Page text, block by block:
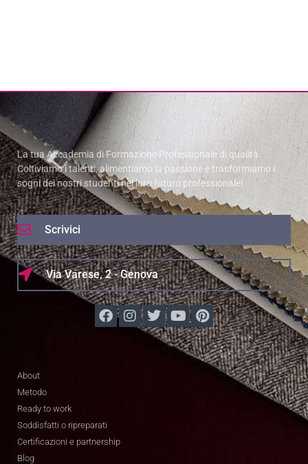
La tua Accademia di Formazione Professionale di qualità.
Coltiviamo i talenti, alimentiamo la passione e trasformiamo i
sogni dei nostri studenti nel loro futuro professionale!
Scrivici
Via Varese, 2 - Genova
About
Metodo
Ready to work
Soddisfatti o ripreparati
Certificazioni e partnership
Blog